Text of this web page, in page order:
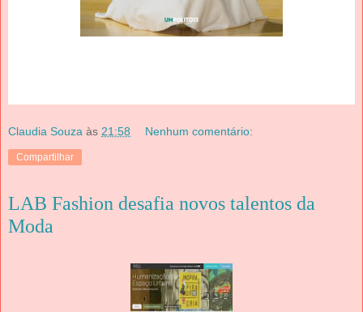
Claudia Souza às 21:58 Nenhum comentário:
Compartilhar
LAB Fashion desafia novos talentos da
Moda